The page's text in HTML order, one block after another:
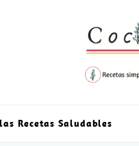
Recetas Saludables